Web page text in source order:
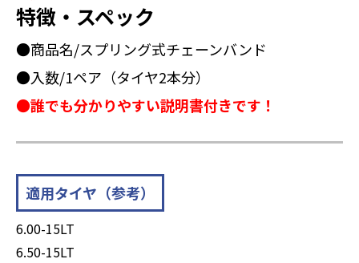
特徴・スペック
●商品名/スプリング式チェーンバンド
●入数/1ペア（タイヤ2本分）
●誰でも分かりやすい説明書付きです！
適用タイヤ（参考）
6.00-15LT
6.50-15LT